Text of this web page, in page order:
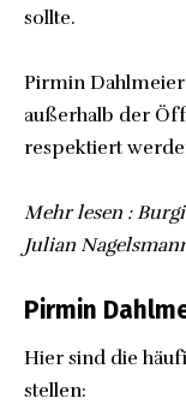
sollte.
Pirmin
außerhalb der
respektiert
Mehr lesen :
Julian
Pirmin
Hier sind die
stellen: